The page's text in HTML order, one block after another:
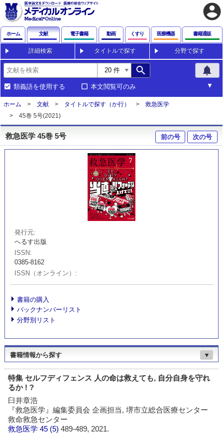
account_circle
ホーム 文献 電子書籍 動画 くすり 医療機器 書籍通販
詳細検索 タイトルで探す 分野で探す
search notifications
類義語を使用する 本文閲覧可のみ
ホーム 文献 タイトルで探す（か行）
救急医学
45巻 5号(2021)
救急医学 45巻 5号 前の号 次の号
発行元
へるす出版
ISSN
0385-8162
ISSN（オンライン）
書籍の購入
バックナンバーリスト
分野別リスト
書籍情報から探す ▼
特集 セルフディフェンス 人の命は救えても, 自分自身を守れ
るか ! ?
臼井章浩
『救急医学』編集委員会 企画担当, 堺市立総合医療センター
救命救急センター
救急医学 45 (5)489-489, 2021.